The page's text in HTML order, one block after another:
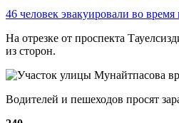
46 человек эвакуировали во
На отрезке от проспекта
из сторон.
Водителей и пешеходов просят